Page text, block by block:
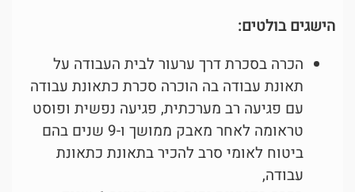
הישגים בולטים:
הכרה בסכרת דרך ערעור לבית העבודה על
תאונת עבודה בה הוכרה סכרת כתאונת עבודה
עם פגיעה רב מערכתית, פגיעה נפשית ופוסט
טראומה לאחר מאבק ממושך ו-9 שנים בהם
ביטוח לאומי סרב להכיר בתאונת כתאונת
עבודה,